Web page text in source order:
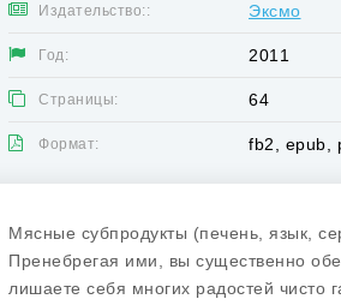
Издательство:: Эксмо
Год: 2011
Страницы: 64
Формат: fb2, epub,
Мясные субпродукты (печень, язык,
Пренебрегая ими, вы существенно
лишаете себя многих радостей чисто